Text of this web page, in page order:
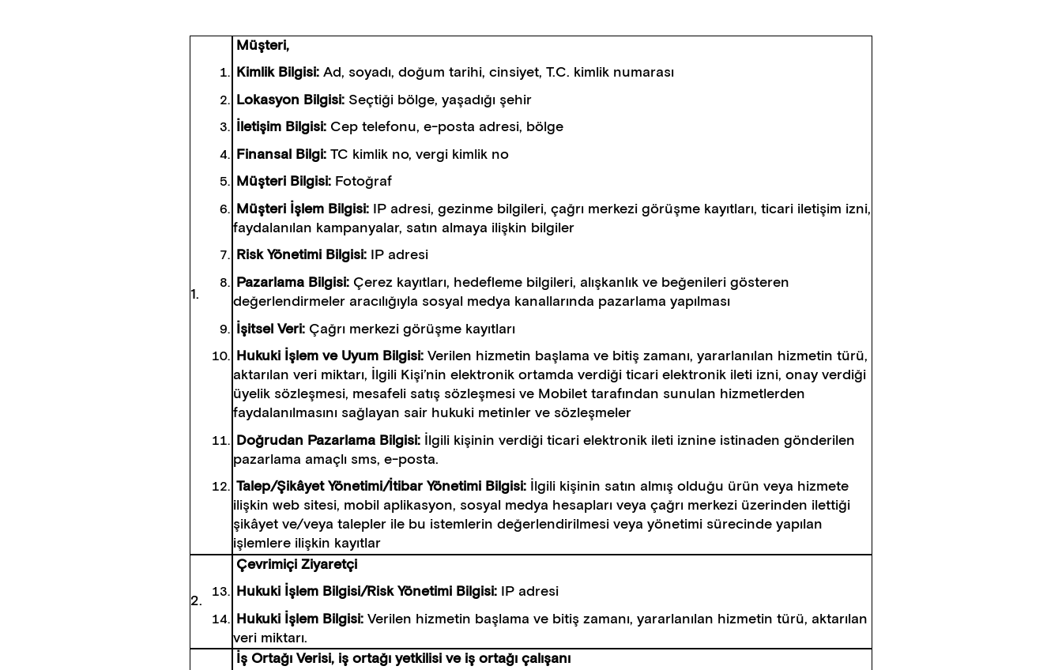
1.
Müşteri,
Kimlik Bilgisi: Ad, soyadı, doğum tarihi, cinsiyet, T.C. kimlik numarası
Lokasyon Bilgisi: Seçtiği bölge, yaşadığı şehir
İletişim Bilgisi: Cep telefonu, e-posta adresi, bölge
Finansal Bilgi: TC kimlik no, vergi kimlik no
Müşteri Bilgisi: Fotoğraf
Müşteri İşlem Bilgisi: IP adresi, gezinme bilgileri, çağrı merkezi görüşme kayıtları, ticari iletişim izni,
faydalanılan kampanyalar, satın almaya ilişkin bilgiler
Risk Yönetimi Bilgisi: IP adresi
Pazarlama Bilgisi: Çerez kayıtları, hedefleme bilgileri, alışkanlık ve beğenileri gösteren
değerlendirmeler aracılığıyla sosyal medya kanallarında pazarlama yapılması
İşitsel Veri: Çağrı merkezi görüşme kayıtları
Hukuki İşlem ve Uyum Bilgisi: Verilen hizmetin başlama ve bitiş zamanı, yararlanılan hizmetin türü,
aktarılan veri miktarı, İlgili Kişi’nin elektronik ortamda verdiği ticari elektronik ileti izni, onay verdiği
üyelik sözleşmesi, mesafeli satış sözleşmesi ve Mobilet tarafından sunulan hizmetlerden
faydalanılmasını sağlayan sair hukuki metinler ve sözleşmeler
Doğrudan Pazarlama Bilgisi: İlgili kişinin verdiği ticari elektronik ileti iznine istinaden gönderilen
pazarlama amaçlı sms, e-posta.
Talep/Şikâyet Yönetimi/İtibar Yönetimi Bilgisi: İlgili kişinin satın almış olduğu ürün veya hizmete
ilişkin web sitesi, mobil aplikasyon, sosyal medya hesapları veya çağrı merkezi üzerinden ilettiği
şikâyet ve/veya talepler ile bu istemlerin değerlendirilmesi veya yönetimi sürecinde yapılan
işlemlere ilişkin kayıtlar
2.
Çevrimiçi Ziyaretçi
Hukuki İşlem Bilgisi/Risk Yönetimi Bilgisi: IP adresi
Hukuki İşlem Bilgisi: Verilen hizmetin başlama ve bitiş zamanı, yararlanılan hizmetin türü, aktarılan
veri miktarı.
İş Ortağı Verisi, iş ortağı yetkilisi ve iş ortağı çalışanı